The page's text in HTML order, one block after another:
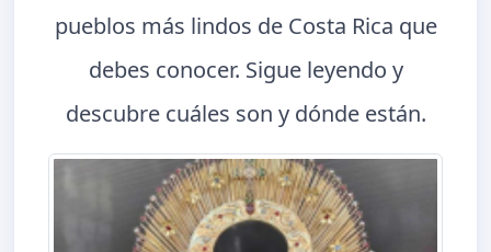
pueblos más lindos de Costa Rica que
debes conocer. Sigue leyendo y
descubre cuáles son y dónde están.